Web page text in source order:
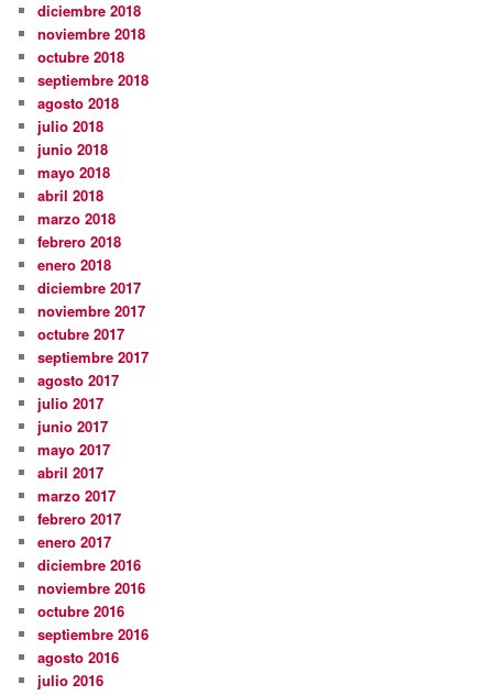
diciembre 2018
noviembre 2018
octubre 2018
septiembre 2018
agosto 2018
julio 2018
junio 2018
mayo 2018
abril 2018
marzo 2018
febrero 2018
enero 2018
diciembre 2017
noviembre 2017
octubre 2017
septiembre 2017
agosto 2017
julio 2017
junio 2017
mayo 2017
abril 2017
marzo 2017
febrero 2017
enero 2017
diciembre 2016
noviembre 2016
octubre 2016
septiembre 2016
agosto 2016
julio 2016